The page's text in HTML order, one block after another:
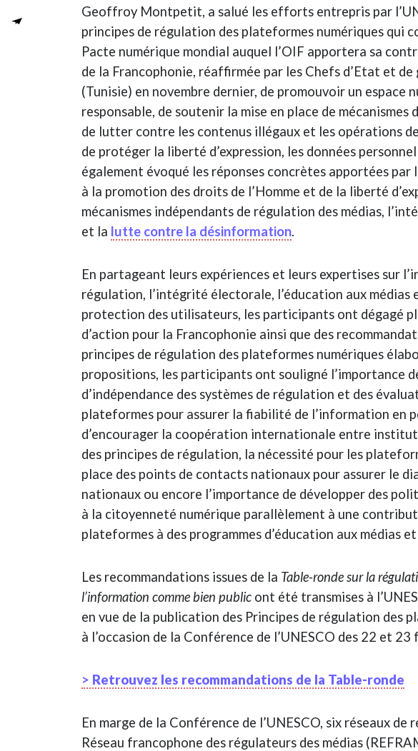
Geoffroy Montpetit, a salué les efforts entrepris par
principes de régulation des plateformes numériques qui
Pacte numérique mondial auquel l’OIF apportera sa
de la Francophonie, réaffirmée par les Chefs d’Etat et
(Tunisie) en novembre dernier, de promouvoir un espace
responsable, de soutenir la mise en place de
de lutter contre les contenus illégaux et les opérations
de protéger la liberté d’expression, les données
également évoqué les réponses concrètes apportées par
à la promotion des droits de l’Homme et de la liberté
mécanismes indépendants de régulation des médias,
et la lutte contre la désinformation.
En partageant leurs expériences et leurs expertises sur
régulation, l’intégrité électorale, l’éducation aux médias
protection des utilisateurs, les participants ont dégagé
d’action pour la Francophonie ainsi que des
principes de régulation des plateformes numériques
propositions, les participants ont souligné l’importance
d’indépendance des systèmes de régulation et des
plateformes pour assurer la fiabilité de l’information en
d’encourager la coopération internationale entre
des principes de régulation, la nécessité pour les
place des points de contacts nationaux pour assurer le
nationaux ou encore l’importance de développer des
à la citoyenneté numérique parallèlement à une
plateformes à des programmes d’éducation aux médias
Les recommandations issues de la Table-ronde sur la
l’information comme bien public ont été transmises à
en vue de la publication des Principes de régulation des
à l’occasion de la Conférence de l’UNESCO des 22 et 23
> Retrouvez les recommandations de la Table-ronde
En marge de la Conférence de l’UNESCO, six réseaux de
Réseau francophone des régulateurs des médias